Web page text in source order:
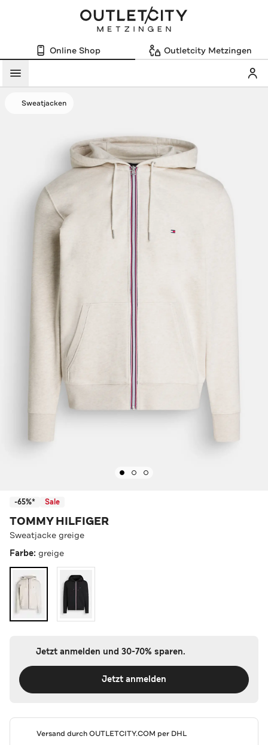
Online Shop Outletcity Metzingen
Menü
Sweatjacken
-65%* Sale
TOMMY HILFIGER
Sweatjacke greige
Farbe: greige
Jetzt anmelden und 30-70% sparen.
Jetzt anmelden
Versand durchOUTLETCITY.COM per DHL